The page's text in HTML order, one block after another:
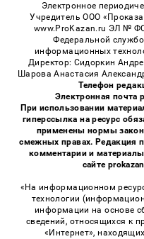
Электронное
Учредитель ООО
www.ProKazan.ru ЭЛ №
Федеральной
информационных
Директор: Сидоркин
Шарова Анастасия
Телефон
Электронная почта
При использовании
гиперссылка на ресурс
применены нормы
смежных правах. Редакция
комментарии и
сайте
«На информационном
технологии
информации на основе
сведений, относящихся к
«Интернет»,